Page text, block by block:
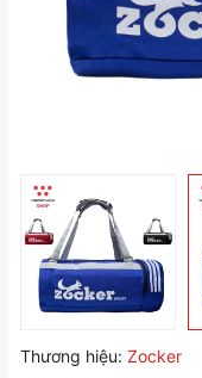
Thương hiệu: Zocker